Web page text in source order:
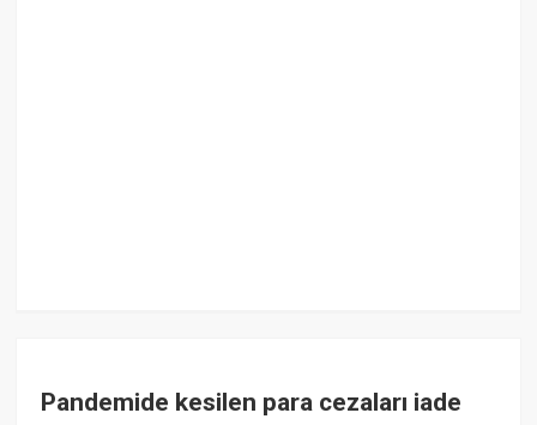
Pandemide kesilen para cezaları iade